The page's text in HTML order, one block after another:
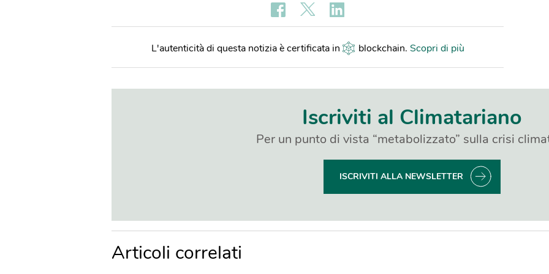
L'autenticità di questa notizia è certificata in blockchain. Scopri di più
Iscriviti al Climatariano
Per un punto di vista “metabolizzato” sulla crisi
ISCRIVITI ALLA NEWSLETTER
Articoli correlati